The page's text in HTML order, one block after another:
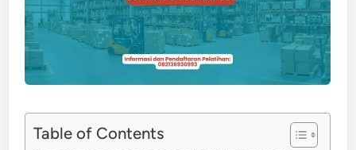
Table of Contents